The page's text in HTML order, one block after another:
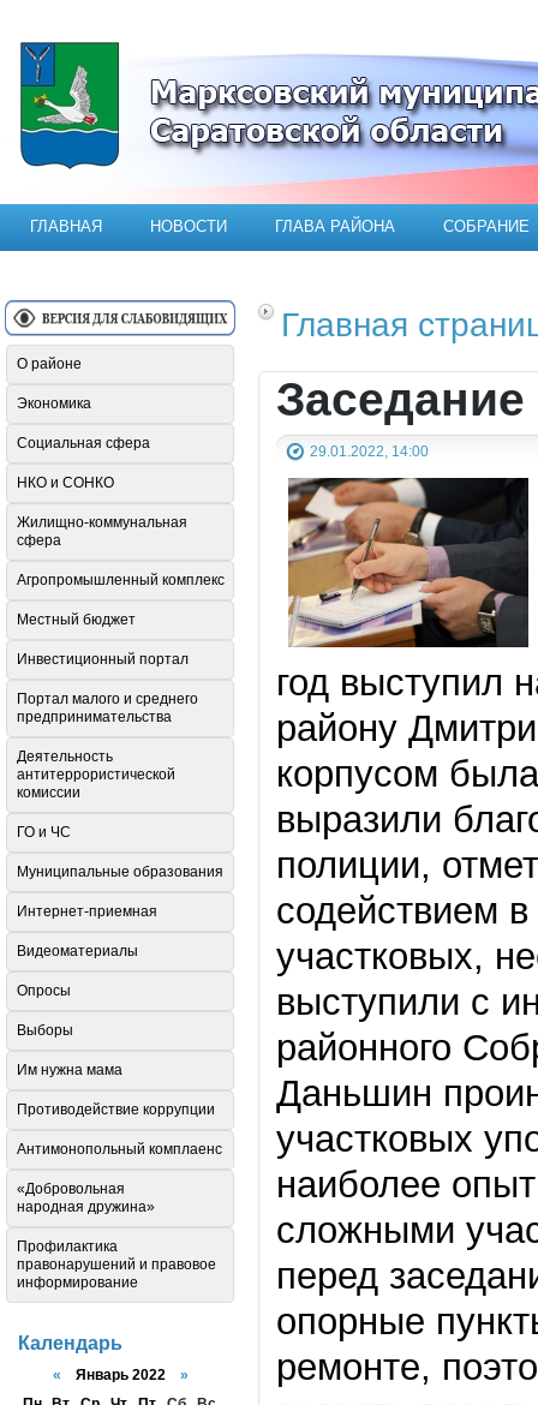
Официальный сайт Марксовского
ГЛАВНАЯ НОВОСТИ ГЛАВА РАЙОНА СОБРАНИЕ
Главная
29.01.2022, 14:00
год выступил
району
корпусом
выразили
полиции,
содействием
участковых,
выступили с
районного
Даньшин
участковых
наиболее
сложными
перед
опорные
ремонте,
О районе
Экономика
Социальная сфера
НКО и СОНКО
Жилищно-коммунальная
сфера
Агропромышленный комплекс
Местный бюджет
Инвестиционный портал
Портал малого и среднего
предпринимательства
Деятельность
антитеррористической
комиссии
ГО и ЧС
Муниципальные образования
Интернет-приемная
Видеоматериалы
Опросы
Выборы
Им нужна мама
Противодействие коррупции
Антимонопольный комплаенс
«Добровольная
народная дружина»
Профилактика
правонарушений и правовое
информирование
Календарь
« Январь 2022 »